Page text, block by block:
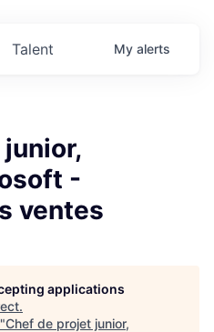
Talent My alerts
-
ventes
applications
.
Chef de projet junior,